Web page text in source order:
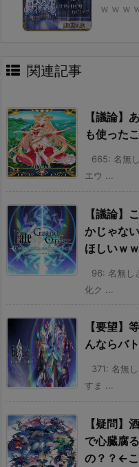
ｗｗｗ
関連記事
【議論】
も使った
665: 名無
エウ ...
【議論】
かじゃな
ほしいｗ
96: 名無し
化ク ...
【要望】
んならバ
371: 名無
すま ...
【疑問】
で心臓腐
の？？←こ